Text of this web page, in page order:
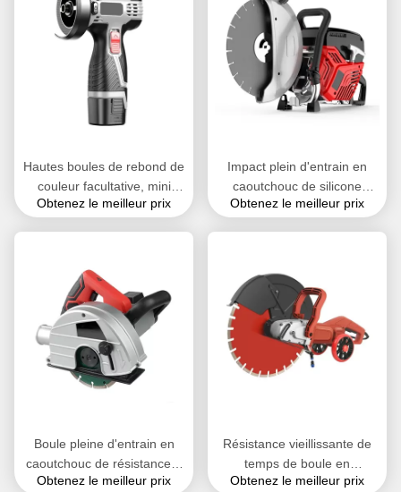
Hautes boules de rebond de
couleur facultative, mini
boules pleines d'entrain
Obtenez le meilleur prix
Impact plein d'entrain en
caoutchouc de silicone
d'unité centrale du
Obtenez le meilleur prix
Boule pleine d'entrain en
caoutchouc de résistance à
hautes températures, petit
Obtenez le meilleur prix
Résistance vieillissante de
temps de boule en
caoutchouc de silicone de
Obtenez le meilleur prix